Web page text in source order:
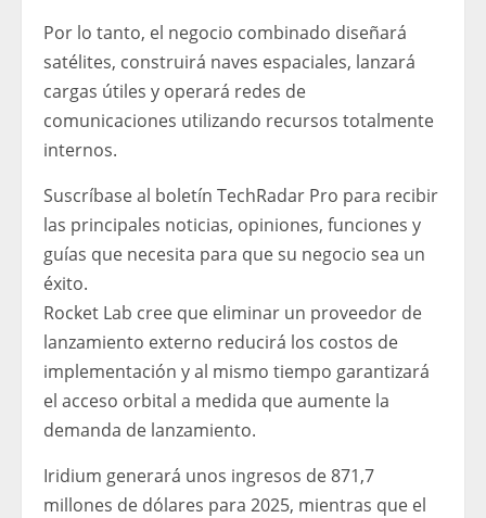
Por lo tanto, el negocio combinado diseñará
satélites, construirá naves espaciales, lanzará
cargas útiles y operará redes de
comunicaciones utilizando recursos totalmente
internos.
Suscríbase al boletín TechRadar Pro para recibir
las principales noticias, opiniones, funciones y
guías que necesita para que su negocio sea un
éxito.
Rocket Lab cree que eliminar un proveedor de
lanzamiento externo reducirá los costos de
implementación y al mismo tiempo garantizará
el acceso orbital a medida que aumente la
demanda de lanzamiento.
Iridium generará unos ingresos de 871,7
millones de dólares para 2025, mientras que el